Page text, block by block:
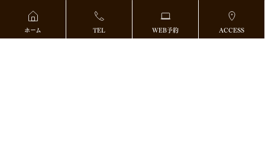
小児歯科
妊娠中の歯科治療
ストレス測定と血行改善
ホーム TEL WEB予約 ACCESS